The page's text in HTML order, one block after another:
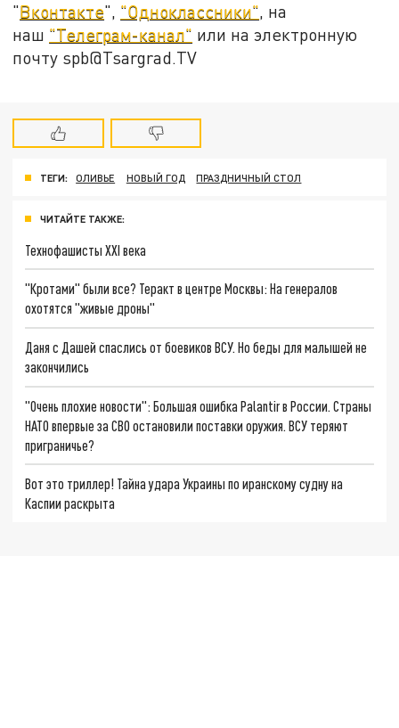
"Вконтакте", "Одноклассники", на
наш "Телеграм-канал" или на электронную
почту spb@Tsargrad.TV
ТЕГИ: ОЛИВЬЕ НОВЫЙ ГОД ПРАЗДНИЧНЫЙ СТОЛ
ЧИТАЙТЕ ТАКЖЕ:
Технофашисты XXI века
"Кротами" были все? Теракт в центре Москвы: На генералов
охотятся "живые дроны"
Даня с Дашей спаслись от боевиков ВСУ. Но беды для малышей не
закончились
"Очень плохие новости": Большая ошибка Palantir в России. Страны
НАТО впервые за СВО остановили поставки оружия. ВСУ теряют
приграничье?
Вот это триллер! Тайна удара Украины по иранскому судну на
Каспии раскрыта